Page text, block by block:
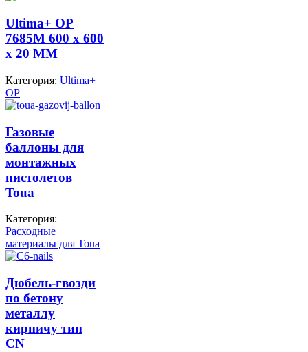
Ultima+ OP
7685M 600 x 600
x 20 MM
Категория: Ultima+
OP
Газовые
баллоны для
монтажных
пистолетов
Toua
Категория:
Расходные
материалы для Toua
Дюбель-гвозди
по бетону
металлу
кирпичу тип
CN